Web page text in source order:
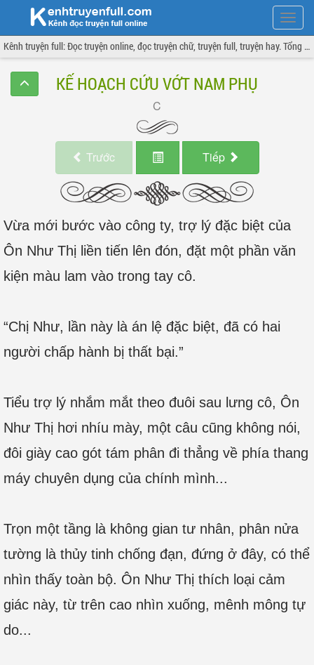
Hiện
menu
Kênh truyện full: Đọc truyện online, đọc truyện chữ, truyện full, truyện hay. Tổng hợp đầy đủ và cập nhật liên tục.
KẾ HOẠCH CỨU VỚT NAM PHỤ
Trước Tiếp
Vừa mới bước vào công ty, trợ lý đặc biệt của
Ôn Như Thị liền tiến lên đón, đặt một phần văn
kiện màu lam vào trong tay cô.
“Chị Như, lần này là án lệ đặc biệt, đã có hai
người chấp hành bị thất bại.”
Tiểu trợ lý nhắm mắt theo đuôi sau lưng cô, Ôn
Như Thị hơi nhíu mày, một câu cũng không nói,
đôi giày cao gót tám phân đi thẳng về phía thang
máy chuyên dụng của chính mình...
Trọn một tầng là không gian tư nhân, phân nửa
tường là thủy tinh chống đạn, đứng ở đây, có thể
nhìn thấy toàn bộ. Ôn Như Thị thích loại cảm
giác này, từ trên cao nhìn xuống, mênh mông tự
do...